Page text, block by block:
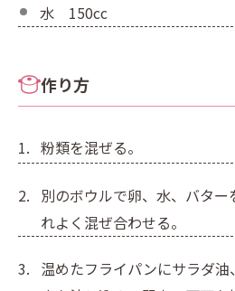
水 150cc
作り方
粉類を混ぜる。
別のボウルで卵、水、バタ
れよく混ぜ合わせる。
温めたフライパンにサラダ